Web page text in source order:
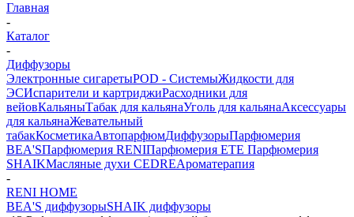
Главная
-
Каталог
-
Диффузоры
Электронные сигаретыPOD - СистемыЖидкости для
ЭСИспарители и картриджиРасходники для
вейовКальяныТабак для кальянаУголь для кальянаАксессуары
для кальянаЖевательный
табакКосметикаАвтопарфюмДиффузорыПарфюмерия
BEA'SПарфюмерия RENIПарфюмерия ETE Парфюмерия
SHAIKМасляные духи CEDREАроматерапия
-
RENI HOME
BEA'S диффузорыSHAIK диффузоры